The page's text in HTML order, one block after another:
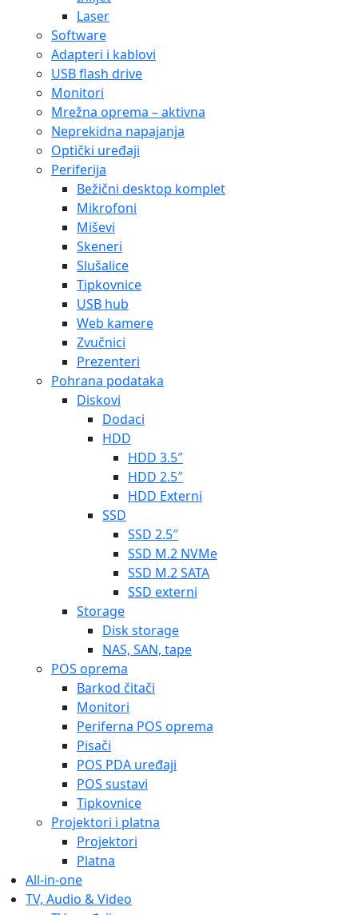
Laser
Software
Adapteri i kablovi
USB flash drive
Monitori
Mrežna oprema – aktivna
Neprekidna napajanja
Optički uređaji
Periferija
Bežični desktop komplet
Mikrofoni
Miševi
Skeneri
Slušalice
Tipkovnice
USB hub
Web kamere
Zvučnici
Prezenteri
Pohrana podataka
Diskovi
Dodaci
HDD
HDD 3.5″
HDD 2.5″
HDD Externi
SSD
SSD 2.5″
SSD M.2 NVMe
SSD M.2 SATA
SSD externi
Storage
Disk storage
NAS, SAN, tape
POS oprema
Barkod čitači
Monitori
Periferna POS oprema
Pisači
POS PDA uređaji
POS sustavi
Tipkovnice
Projektori i platna
Projektori
Platna
All-in-one
TV, Audio & Video